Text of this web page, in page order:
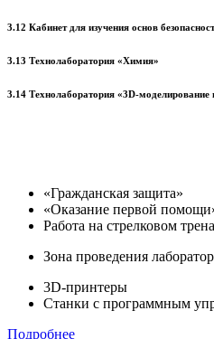
3.12 Кабинет для изучения основ
3.13 Технолаборатория «Химия»
3.14 Технолаборатория «3D-моделирование
«Гражданская защита»
«Оказание первой
Работа на стрелковом
Зона проведения
3D-принтеры
Станки с программным
Подробнее